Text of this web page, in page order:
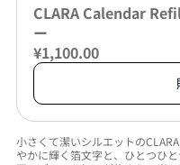
CLARA Calendar
ー
¥1,100.00
小さくて潔いシルエットの
やかに輝く箔文字と、ひとつひ